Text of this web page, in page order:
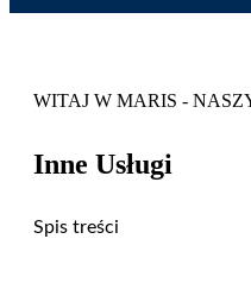
WITAJ W MARIS -
Inne Usługi
Spis treści